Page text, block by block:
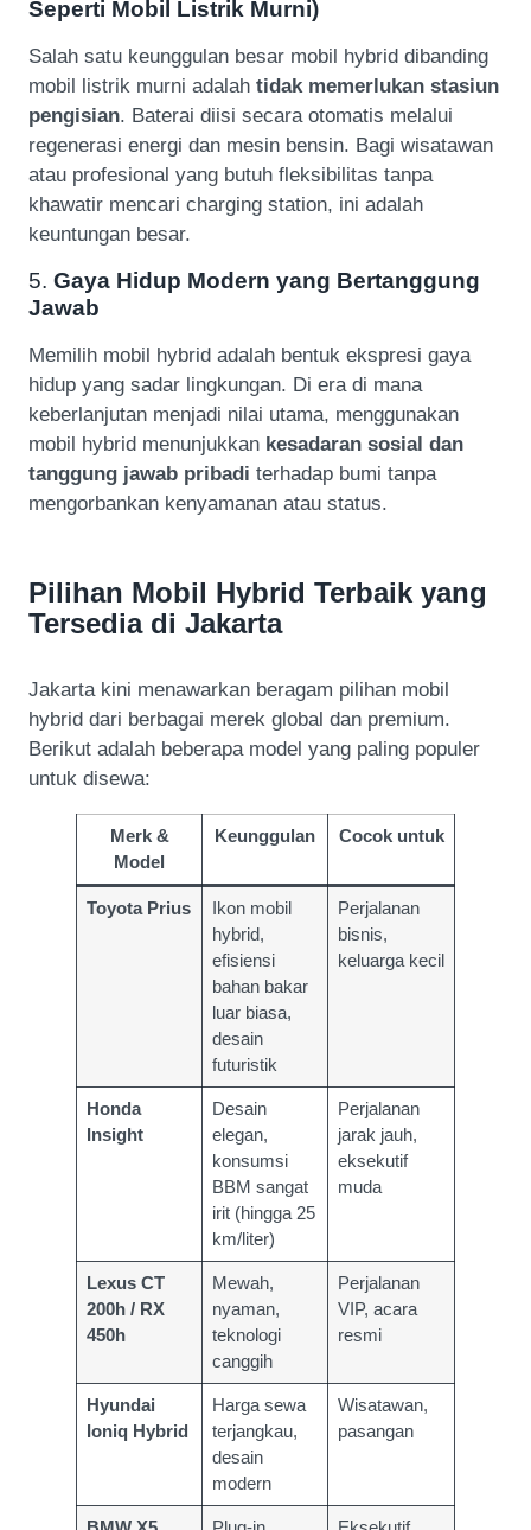
Seperti Mobil Listrik Murni)
Salah satu keunggulan besar mobil hybrid dibanding
mobil listrik murni adalah tidak memerlukan stasiun
pengisian. Baterai diisi secara otomatis melalui
regenerasi energi dan mesin bensin. Bagi wisatawan
atau profesional yang butuh fleksibilitas tanpa
khawatir mencari charging station, ini adalah
keuntungan besar.
5. Gaya Hidup Modern yang Bertanggung
Jawab
Memilih mobil hybrid adalah bentuk ekspresi gaya
hidup yang sadar lingkungan. Di era di mana
keberlanjutan menjadi nilai utama, menggunakan
mobil hybrid menunjukkan kesadaran sosial dan
tanggung jawab pribadi terhadap bumi tanpa
mengorbankan kenyamanan atau status.
Pilihan Mobil Hybrid Terbaik yang
Tersedia di Jakarta
Jakarta kini menawarkan beragam pilihan mobil
hybrid dari berbagai merek global dan premium.
Berikut adalah beberapa model yang paling populer
untuk disewa:
Merk &
Model
Keunggulan Cocok untuk
Toyota Prius
Ikon mobil
hybrid,
efisiensi
bahan bakar
luar biasa,
desain
futuristik
Perjalanan
bisnis,
keluarga kecil
Honda
Insight
Desain
elegan,
konsumsi
BBM sangat
irit (hingga 25
km/liter)
Perjalanan
jarak jauh,
eksekutif
muda
Lexus CT
200h / RX
450h
Mewah,
nyaman,
teknologi
canggih
Perjalanan
VIP, acara
resmi
Hyundai
Ioniq Hybrid
Harga sewa
terjangkau,
desain
modern
Wisatawan,
pasangan